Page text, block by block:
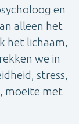
en
alleen het
het lichaam,
we in
stress,
moeite met